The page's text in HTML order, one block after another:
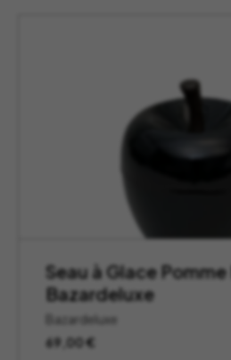
Seau à Glace
Bazardeluxe
Bazardeluxe
69,00€